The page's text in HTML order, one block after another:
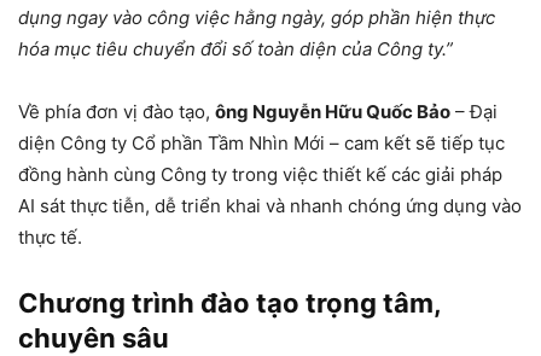
dụng ngay vào công việc hằng ngày, góp phần hiện thực
hóa mục tiêu chuyển đổi số toàn diện của Công ty.”
Về phía đơn vị đào tạo, ông Nguyễn Hữu Quốc Bảo – Đại
diện Công ty Cổ phần Tầm Nhìn Mới – cam kết sẽ tiếp tục
đồng hành cùng Công ty trong việc thiết kế các giải pháp
AI sát thực tiễn, dễ triển khai và nhanh chóng ứng dụng vào
thực tế.
Chương trình đào tạo trọng tâm,
chuyên sâu